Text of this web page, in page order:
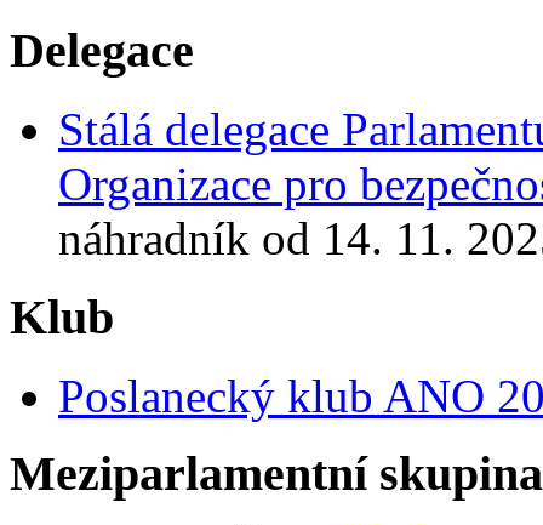
Delegace
Stálá delegace
Organizace pro
náhradník od 14. 11.
Klub
Poslanecký klub ANO
Meziparlamentní